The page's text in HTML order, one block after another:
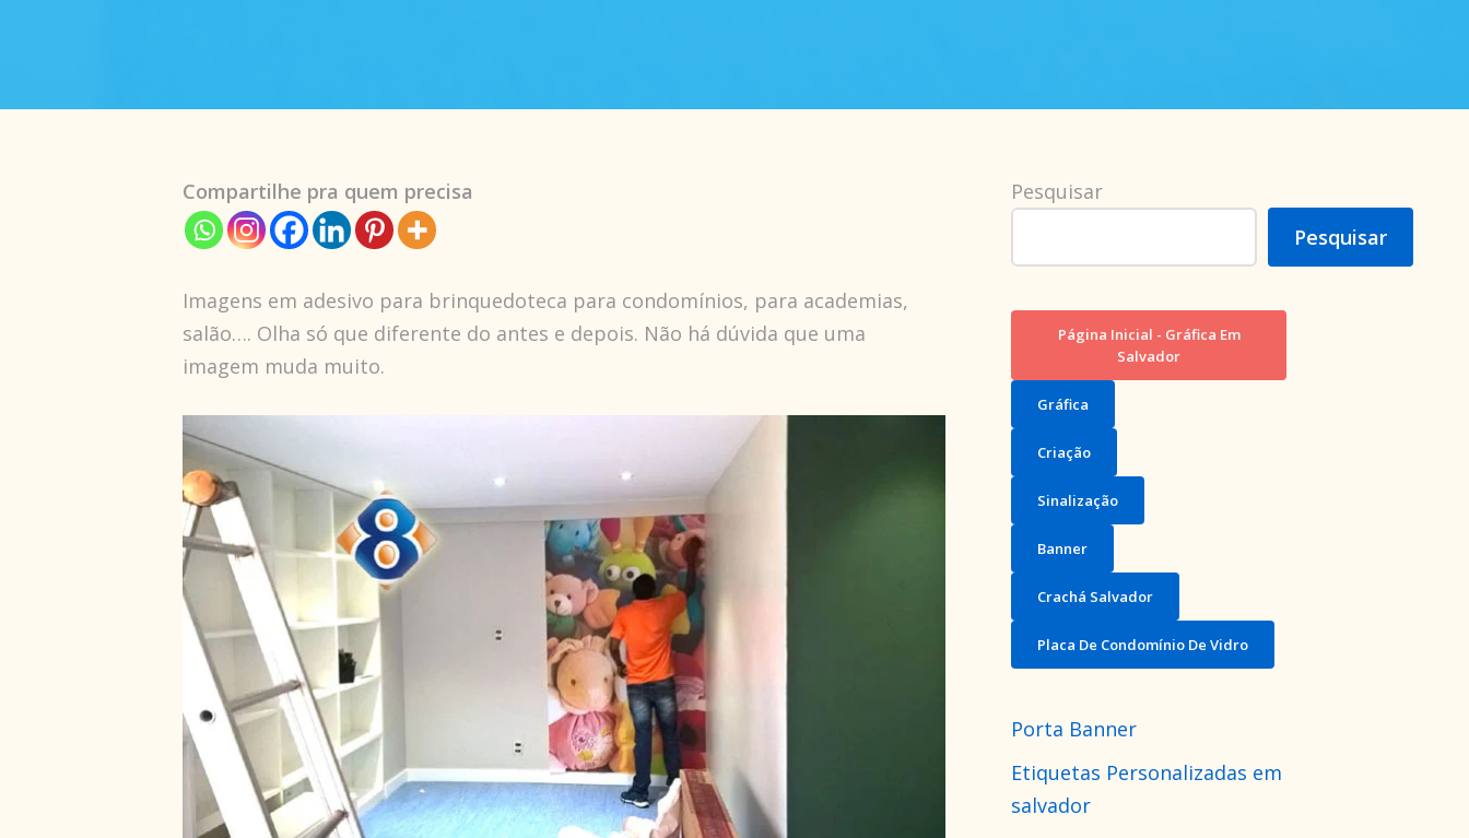
Compartilhe pra quem precisa
Imagens em adesivo para brinquedoteca para condomínios, para academias,
salão…. Olha só que diferente do antes e depois. Não há dúvida que uma
imagem muda muito.
Pesquisar
Pesquisar
Página Inicial - Gráfica Em
Salvador
Gráfica
Criação
Sinalização
Banner
Crachá Salvador
Placa De Condomínio De Vidro
Porta Banner
Etiquetas Personalizadas em
salvador